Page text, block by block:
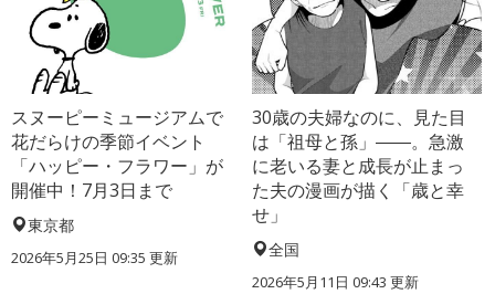
スヌーピーミュージアムで
花だらけの季節イベント
「ハッピー・フラワー」が
開催中！7月3日まで
東京都
2026年5月25日 09:35 更新
30歳の夫婦なのに、見た目
は「祖母と孫」――。急激
に老いる妻と成長が止まっ
た夫の漫画が描く「歳と幸
せ」
全国
2026年5月11日 09:43 更新